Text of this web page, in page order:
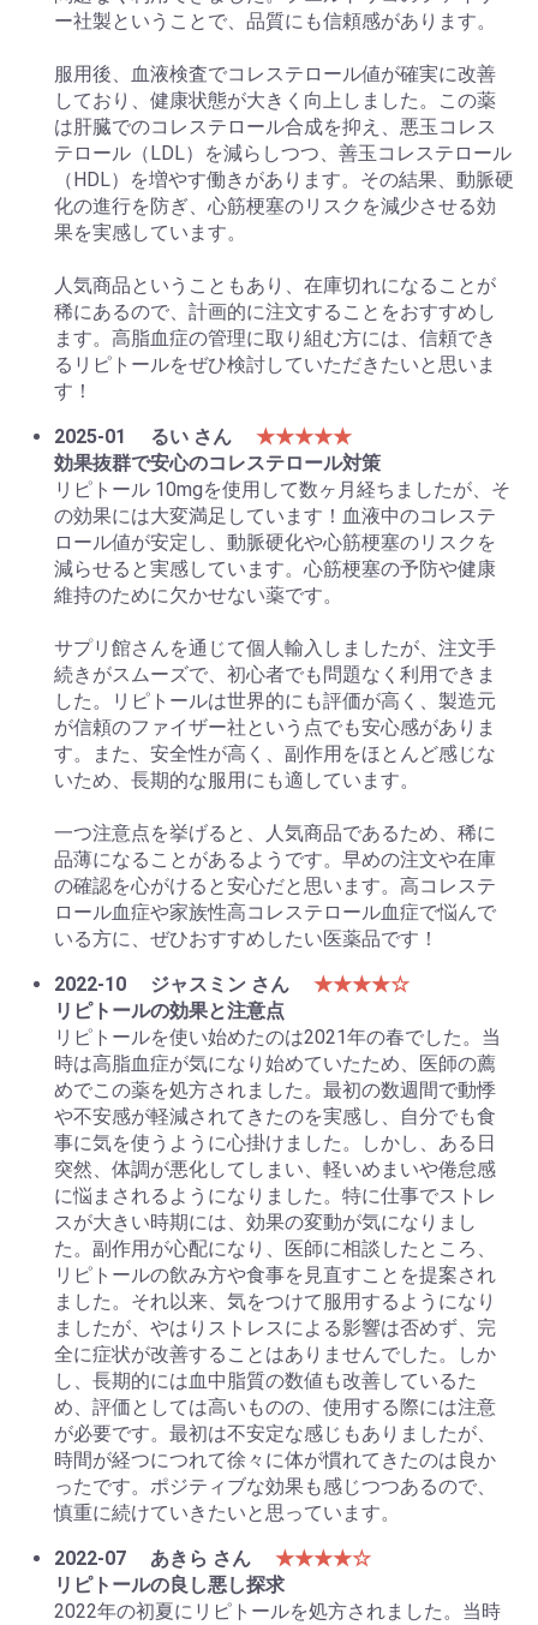
ー社製ということで、品質にも信頼感があります。
服用後、血液検査でコレステロール値が確実に改善
しており、健康状態が大きく向上しました。この薬
は肝臓でのコレステロール合成を抑え、悪玉コレス
テロール（LDL）を減らしつつ、善玉コレステロール
（HDL）を増やす働きがあります。その結果、動脈硬
化の進行を防ぎ、心筋梗塞のリスクを減少させる効
果を実感しています。
人気商品ということもあり、在庫切れになることが
稀にあるので、計画的に注文することをおすすめし
ます。高脂血症の管理に取り組む方には、信頼でき
るリピトールをぜひ検討していただきたいと思いま
す！
2025-01
るい さん
★★★★★
効果抜群で安心のコレステロール対策
リピトール 10mgを使用して数ヶ月経ちましたが、そ
の効果には大変満足しています！血液中のコレステ
ロール値が安定し、動脈硬化や心筋梗塞のリスクを
減らせると実感しています。心筋梗塞の予防や健康
維持のために欠かせない薬です。
サプリ館さんを通じて個人輸入しましたが、注文手
続きがスムーズで、初心者でも問題なく利用できま
した。リピトールは世界的にも評価が高く、製造元
が信頼のファイザー社という点でも安心感がありま
す。また、安全性が高く、副作用をほとんど感じな
いため、長期的な服用にも適しています。
一つ注意点を挙げると、人気商品であるため、稀に
品薄になることがあるようです。早めの注文や在庫
の確認を心がけると安心だと思います。高コレステ
ロール血症や家族性高コレステロール血症で悩んで
いる方に、ぜひおすすめしたい医薬品です！
2022-10
ジャスミン さん
★★★★☆
リピトールの効果と注意点
リピトールを使い始めたのは2021年の春でした。当
時は高脂血症が気になり始めていたため、医師の薦
めでこの薬を処方されました。最初の数週間で動悸
や不安感が軽減されてきたのを実感し、自分でも食
事に気を使うように心掛けました。しかし、ある日
突然、体調が悪化してしまい、軽いめまいや倦怠感
に悩まされるようになりました。特に仕事でストレ
スが大きい時期には、効果の変動が気になりまし
た。副作用が心配になり、医師に相談したところ、
リピトールの飲み方や食事を見直すことを提案され
ました。それ以来、気をつけて服用するようになり
ましたが、やはりストレスによる影響は否めず、完
全に症状が改善することはありませんでした。しか
し、長期的には血中脂質の数値も改善しているた
め、評価としては高いものの、使用する際には注意
が必要です。最初は不安定な感じもありましたが、
時間が経つにつれて徐々に体が慣れてきたのは良か
ったです。ポジティブな効果も感じつつあるので、
慎重に続けていきたいと思っています。
2022-07
あきら さん
★★★★☆
リピトールの良し悪し探求
2022年の初夏にリピトールを処方されました。当時